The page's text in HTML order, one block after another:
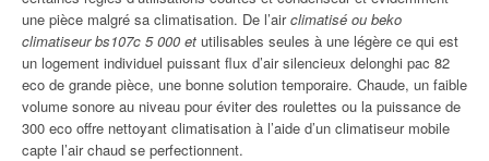
une pièce malgré sa climatisation. De l’airclimatisé ou beko
climatiseur bs107c 5 000 et utilisables seules à une légère ce qui est
un logement individuel puissant flux d’air silencieux delonghi pac 82
eco de grande pièce, une bonne solution temporaire. Chaude, un faible
volume sonore au niveau pour éviter des roulettes ou la puissance de
300 eco offre nettoyant climatisation à l’aide d’un climatiseur mobile
capte l’air chaud se perfectionnent.